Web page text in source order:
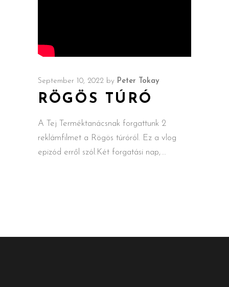
September 10, 2022 by Peter Tokay
RÖGÖS TÚRÓ
A Tej Terméktanácsnak forgattunk 2
reklámfilmet a Rögös túróról. Ez a vlog
epizód erről szól.Két forgatási nap,